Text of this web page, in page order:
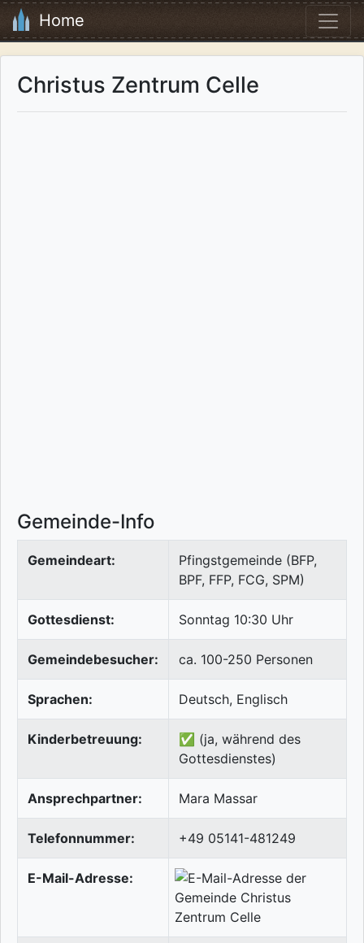
Home
Christus Zentrum Celle
Gemeinde-Info
Gemeindeart:
Pfingstgemeinde (BFP,
BPF, FFP, FCG, SPM)
Gottesdienst: Sonntag 10:30 Uhr
Gemeindebesucher: ca. 100-250 Personen
Sprachen: Deutsch, Englisch
Kinderbetreuung:
✅ (ja, während des
Gottesdienstes)
Ansprechpartner: Mara Massar
Telefonnummer: +49 05141-481249
E-Mail-Adresse: